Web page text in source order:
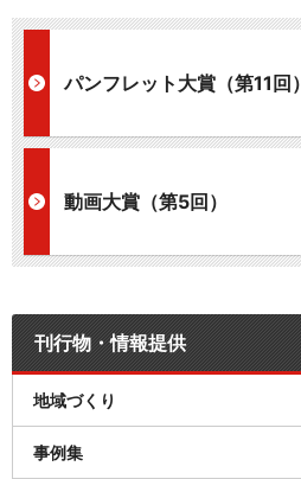
パンフレット大賞（第11回）
動画大賞（第5回）
刊行物・情報提供
地域づくり
事例集